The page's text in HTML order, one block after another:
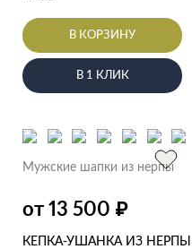
В КОРЗИНУ
В 1 КЛИК
Мужские шапки из нерпы
от 13 500 ₽
КЕПКА-УШАНКА ИЗ НЕРПЫ